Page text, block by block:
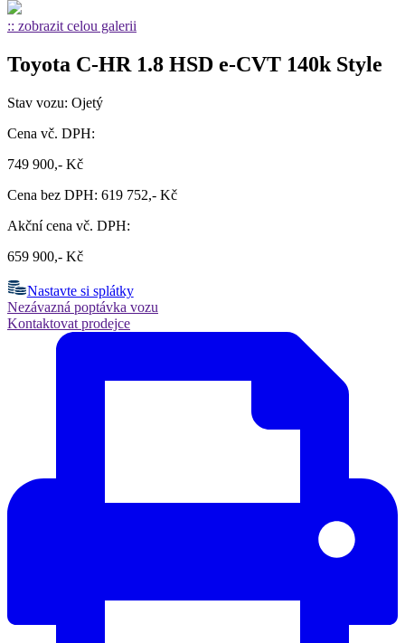
:: zobrazit celou galerii
Toyota C-HR 1.8 HSD e-CVT 140k Style
Stav vozu: Ojetý
Cena vč. DPH:
749 900,- Kč
Cena bez DPH: 619 752,- Kč
Akční cena vč. DPH:
659 900,- Kč
Nastavte si splátky
Nezávazná poptávka vozu
Kontaktovat prodejce